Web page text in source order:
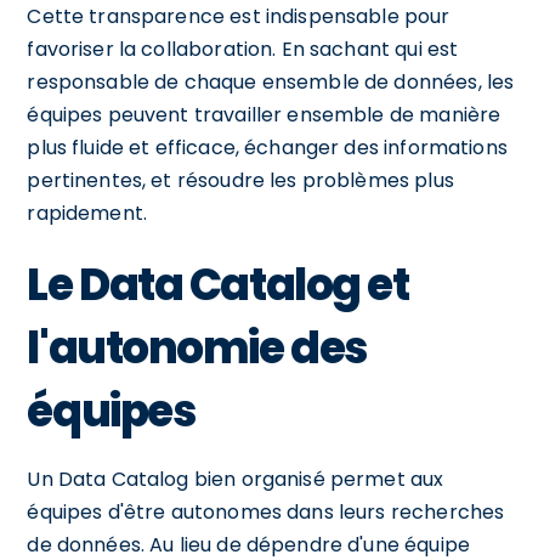
Cette transparence est indispensable pour
favoriser la collaboration. En sachant qui est
responsable de chaque ensemble de données, les
équipes peuvent travailler ensemble de manière
plus fluide et efficace, échanger des informations
pertinentes, et résoudre les problèmes plus
rapidement.
Le Data Catalog et
l'autonomie des
équipes
Un Data Catalog bien organisé permet aux
équipes d'être autonomes dans leurs recherches
de données. Au lieu de dépendre d'une équipe